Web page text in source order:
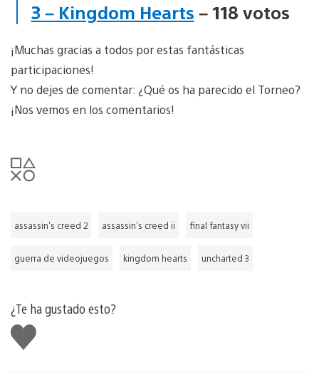
3 – Kingdom Hearts – 118 votos
¡Muchas gracias a todos por estas fantásticas
participaciones!
Y no dejes de comentar: ¿Qué os ha parecido el Torneo?
¡Nos vemos en los comentarios!
assassin's creed 2 assassin's creed ii final fantasy vii
guerra de videojuegos kingdom hearts uncharted 3
¿Te ha gustado esto?
Me
gusta